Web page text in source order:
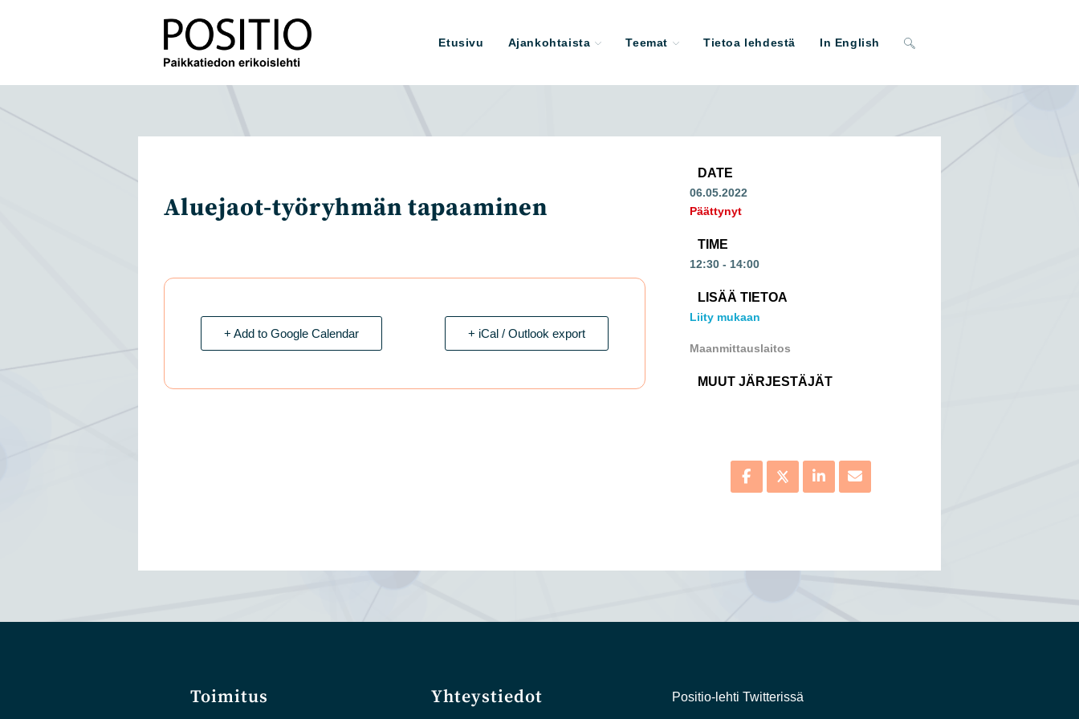
Etusivu Ajankohtaista Teemat Tietoa lehdestä In English Toggle
Aluejaot-työryhmän tapaaminen
+ Add to Google Calendar + iCal / Outlook export
DATE
06.05.2022
Päättynyt
TIME
12:30 - 14:00
LISÄÄ TIETOA
Liity mukaan
Maanmittauslaitos
MUUT JÄRJESTÄJÄT
Toimitus Yhteystiedot Positio-lehti Twitterissä